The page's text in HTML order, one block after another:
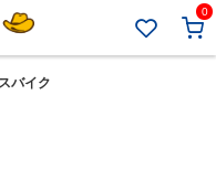
0
バイク